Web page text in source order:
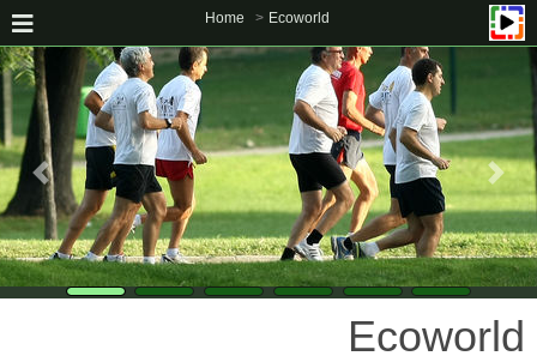
Home Ecoworld
Ecoworld